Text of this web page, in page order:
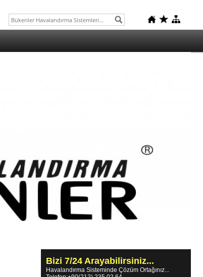
Bizi 7/24 Arayabilirsiniz...
Havalandırma Sisteminde Çözüm Ortağınız...